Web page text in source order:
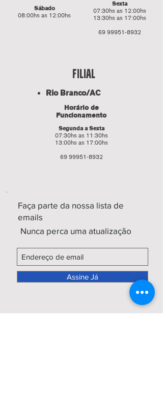
Sábado
08:00hs as 12:00hs
Sexta
07:30hs as 12:00hs
13:30hs as 17:00hs
69 99951-8932
fILIAL
Rio Branco/AC
Horário de
Funcionamento
Segunda a Sexta
07:30hs as 11:30hs
13:00hs as 17:00hs
69 99951-8932
Faça parte da nossa lista de
emails
Nunca perca uma atualização
Assine Já